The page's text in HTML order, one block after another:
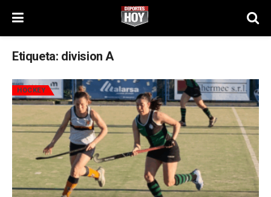
Etiqueta: division A
HOCKEY